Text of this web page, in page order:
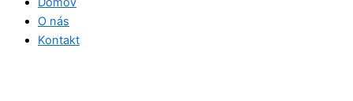
O nás
Kontakt